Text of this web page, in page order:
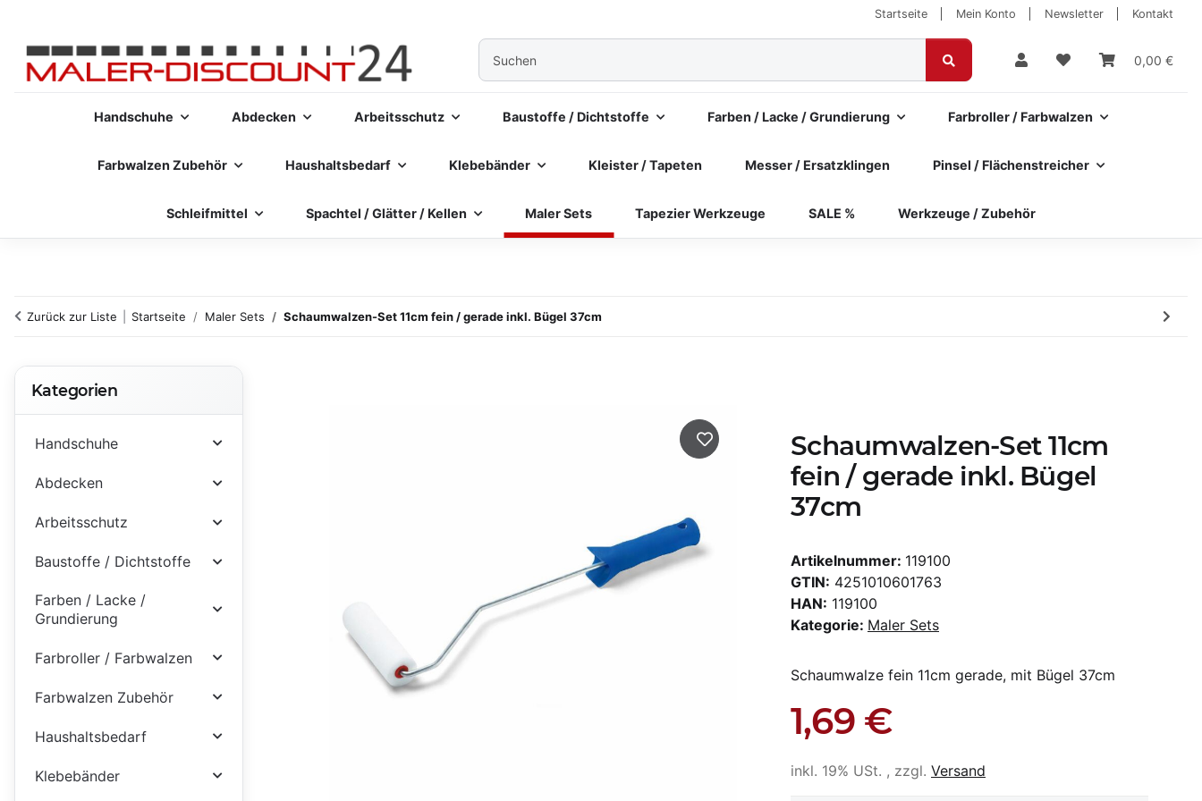
Startseite Mein Konto Newsletter Kontakt
0,00 €
Handschuhe Abdecken Arbeitsschutz Baustoffe / Dichtstoffe Farben / Lacke / Grundierung Farbroller / Farbwalzen
Farbwalzen Zubehör Haushaltsbedarf Klebebänder Kleister / Tapeten Messer / Ersatzklingen Pinsel / Flächenstreicher
Schleifmittel Spachtel / Glätter / Kellen Maler Sets Tapezier Werkzeuge SALE % Werkzeuge / Zubehör
Zurück zur Liste Startseite Maler Sets Schaumwalzen-Set 11cm fein / gerade inkl. Bügel 37cm
Schaumwalzen-Set 11cm
fein / gerade inkl. Bügel
37cm
Artikelnummer: 119100
GTIN: 4251010601763
HAN: 119100
Kategorie: Maler Sets
Schaumwalze fein 11cm gerade, mit Bügel 37cm
1,69 €
inkl. 19% USt. , zzgl. Versand
Kategorien
Handschuhe
Abdecken
Arbeitsschutz
Baustoffe / Dichtstoffe
Farben / Lacke /
Grundierung
Farbroller / Farbwalzen
Farbwalzen Zubehör
Haushaltsbedarf
Klebebänder